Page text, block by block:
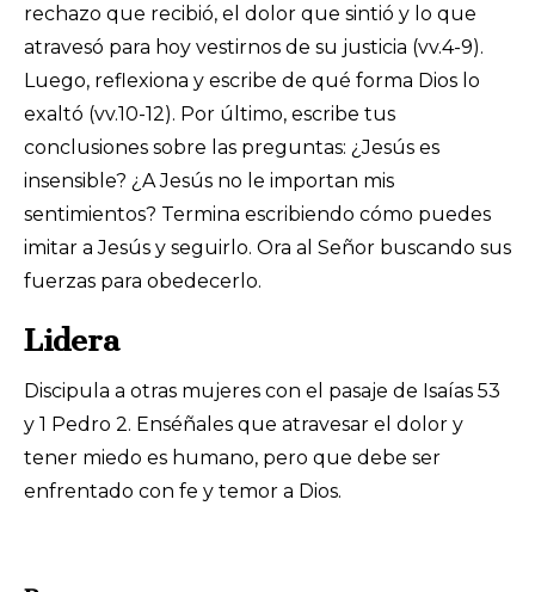
rechazo que recibió, el dolor que sintió y lo que
atravesó para hoy vestirnos de su justicia (vv.4-9).
Luego, reflexiona y escribe de qué forma Dios lo
exaltó (vv.10-12). Por último, escribe tus
conclusiones sobre las preguntas: ¿Jesús es
insensible? ¿A Jesús no le importan mis
sentimientos? Termina escribiendo cómo puedes
imitar a Jesús y seguirlo. Ora al Señor buscando sus
fuerzas para obedecerlo.
Lidera
Discipula a otras mujeres con el pasaje de Isaías 53
y 1 Pedro 2. Enséñales que atravesar el dolor y
tener miedo es humano, pero que debe ser
enfrentado con fe y temor a Dios.